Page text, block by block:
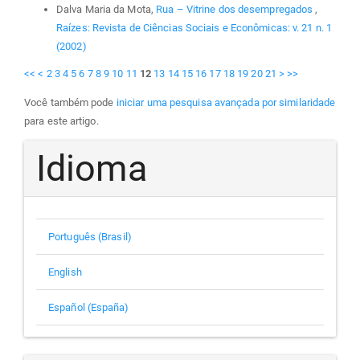
Dalva Maria da Mota, Rua – Vitrine dos desempregados ,
Raízes: Revista de Ciências Sociais e Econômicas: v. 21 n. 1
(2002)
<< < 2 3 4 5 6 7 8 9 10 11 12 13 14 15 16 17 18 19 20 21 > >>
Você também pode iniciar uma pesquisa avançada por similaridade
para este artigo.
Idioma
Português (Brasil)
English
Español (España)